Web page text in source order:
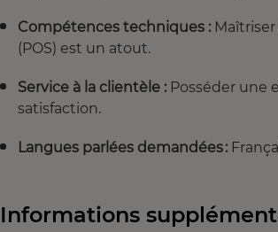
Compétences techniques :
(POS) est un atout.
Service à la clientèle : Posséder une
satisfaction.
Langues parlées demandées :
Informations